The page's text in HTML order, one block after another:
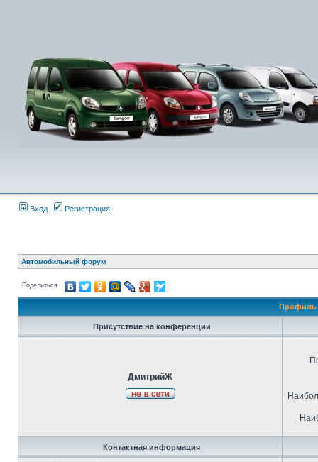
Вход Регистрация
Автомобильный форум
Поделиться
Профиль
Присутствие на конференции
ДмитрийЖ
Контактная информация